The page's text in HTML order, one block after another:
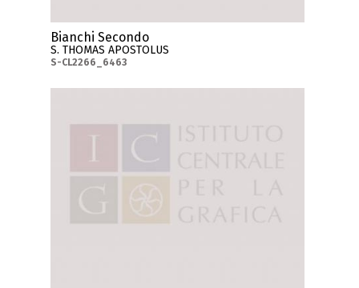
Bianchi Secondo
S. THOMAS APOSTOLUS
S-CL2266_6463